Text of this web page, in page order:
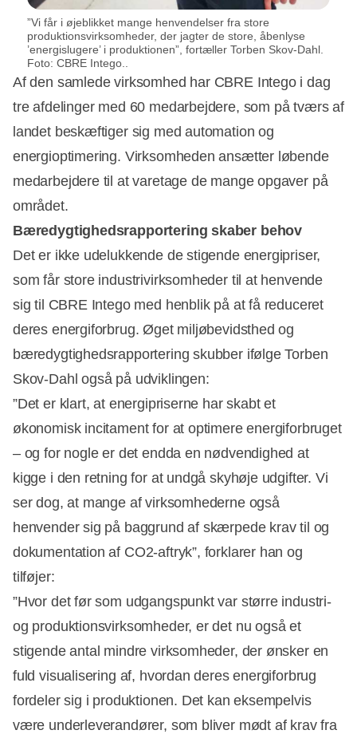
”Vi får i øjeblikket mange henvendelser fra store
produktionsvirksomheder, der jagter de store, åbenlyse
’energislugere’ i produktionen”, fortæller Torben Skov-Dahl.
Foto: CBRE Intego..
Af den samlede virksomhed har CBRE Intego i dag
tre afdelinger med 60 medarbejdere, som på tværs af
landet beskæftiger sig med automation og
energioptimering. Virksomheden ansætter løbende
medarbejdere til at varetage de mange opgaver på
området.
Bæredygtighedsrapportering skaber behov
Det er ikke udelukkende de stigende energipriser,
som får store industrivirksomheder til at henvende
sig til CBRE Intego med henblik på at få reduceret
deres energiforbrug. Øget miljøbevidsthed og
bæredygtighedsrapportering skubber ifølge Torben
Skov-Dahl også på udviklingen:
”Det er klart, at energipriserne har skabt et
økonomisk incitament for at optimere energiforbruget
– og for nogle er det endda en nødvendighed at
kigge i den retning for at undgå skyhøje udgifter. Vi
ser dog, at mange af virksomhederne også
henvender sig på baggrund af skærpede krav til og
dokumentation af CO2-aftryk”, forklarer han og
tilføjer:
”Hvor det før som udgangspunkt var større industri-
og produktionsvirksomheder, er det nu også et
stigende antal mindre virksomheder, der ønsker en
fuld visualisering af, hvordan deres energiforbrug
fordeler sig i produktionen. Det kan eksempelvis
være underleverandører, som bliver mødt af krav fra